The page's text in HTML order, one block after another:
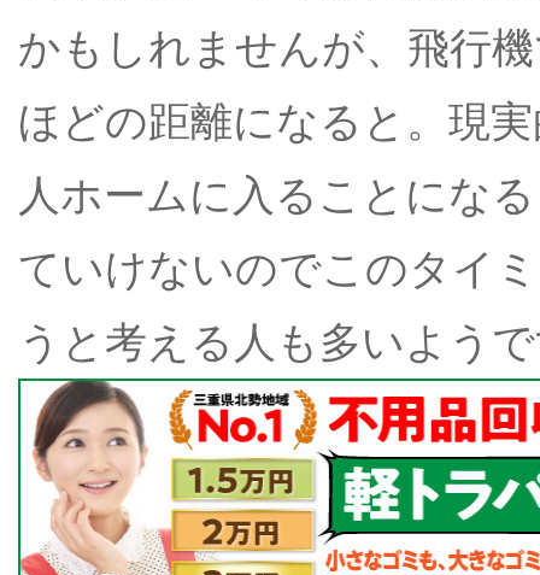
かもしれませんが、飛行
ほどの距離になると。現
人ホームに入ることにな
ていけないのでこのタイ
うと考える人も多いよう